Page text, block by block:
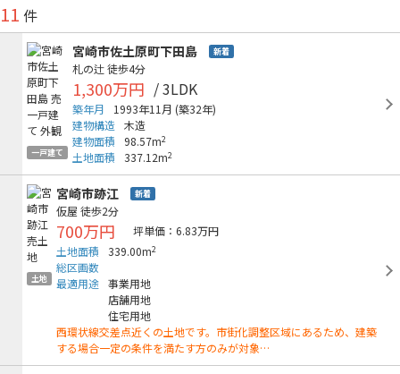
11 件
一戸建て
宮崎市佐土原町下田島 新着
札の辻徒歩4分
1,300万円 / 3LDK
築年月 1993年11月 (築32年)
建物構造 木造
建物面積
98.57m2
土地面積 337.12m2
土地
宮崎市跡江 新着
仮屋 徒歩2分
700万円
坪単価：6.83万円
土地面積
339.00m2
総区画数
最適用途 事業用地
店舗用地
住宅用地
西環状線交差点近くの土地です。市街化調整区域にあるため、建築
する場合一定の条件を満たす方のみが対象…